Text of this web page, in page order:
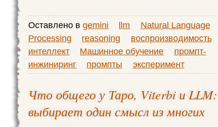
Оставлено в gemini llm
Natural Language
Processing
reasoning
воспроизводимость
интеллект
Машинное обучение
промпт-
инжиниринг
промпты эксперимент
Что общего у Таро, Viterbi и
выбирает один смысл из многих